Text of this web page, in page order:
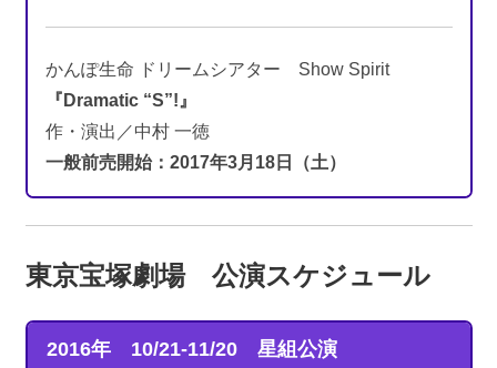
かんぽ生命 ドリームシアター Show Spirit
『Dramatic “S”!』
作・演出／中村 一徳
一般前売開始：2017年3月18日（土）
東京宝塚劇場 公演スケジュール
2016年 10/21-11/20星組公演